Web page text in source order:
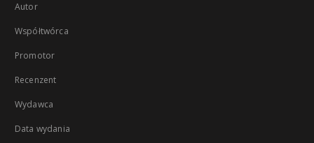
Autor
Współtwórca
Promotor
Recenzent
Wydawca
Data wydania